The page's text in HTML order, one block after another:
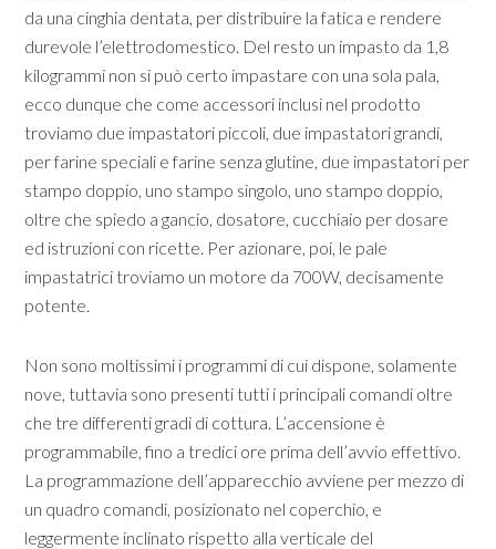
da una cinghia dentata, per distribuire la fatica e rendere
durevole l’elettrodomestico. Del resto un impasto da 1,8
kilogrammi non si può certo impastare con una sola pala,
ecco dunque che come accessori inclusi nel prodotto
troviamo due impastatori piccoli, due impastatori grandi,
per farine speciali e farine senza glutine, due impastatori per
stampo doppio, uno stampo singolo, uno stampo doppio,
oltre che spiedo a gancio, dosatore, cucchiaio per dosare
ed istruzioni con ricette. Per azionare, poi, le pale
impastatrici troviamo un motore da 700W, decisamente
potente.
Non sono moltissimi i programmi di cui dispone, solamente
nove, tuttavia sono presenti tutti i principali comandi oltre
che tre differenti gradi di cottura. L’accensione è
programmabile, fino a tredici ore prima dell’avvio effettivo.
La programmazione dell’apparecchio avviene per mezzo di
un quadro comandi, posizionato nel coperchio, e
leggermente inclinato rispetto alla verticale del